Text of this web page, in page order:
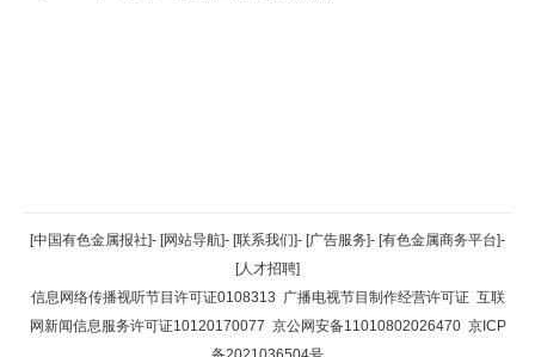
返回顶部
返回首页
[中国有色金属报社]- [网站导航]- [联系我们]- [广告服务]- [有色金属商务平台]-
[人才招聘]
信息网络传播视听节目许可证0108313 广播电视节目制作经营许可证 互联
网新闻信息服务许可证10120170077 京公网安备11010802026470 京ICP